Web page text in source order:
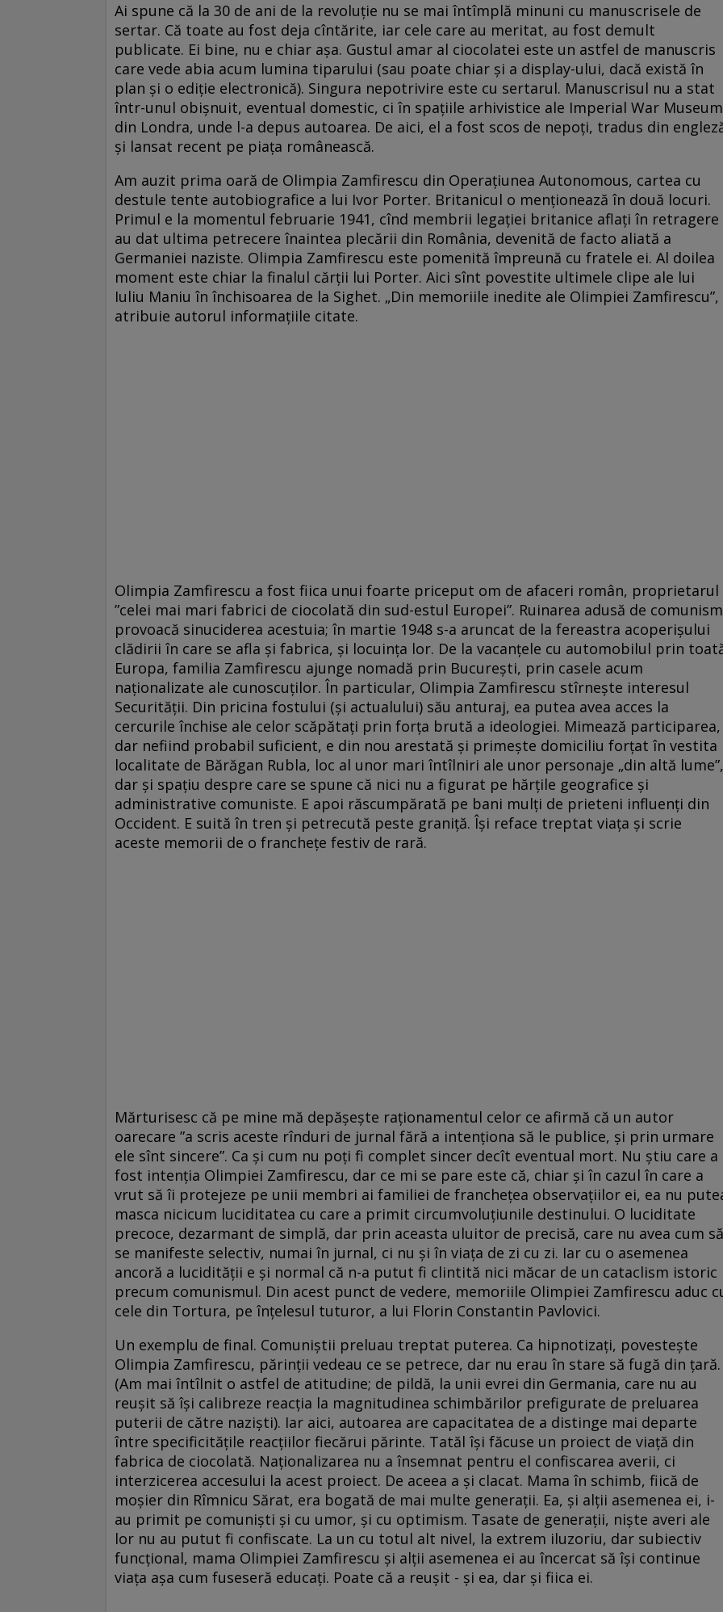
Ai spune că la 30 de ani de la revoluție nu se mai întîmplă minuni cu manuscrisele de
sertar. Că toate au fost deja cîntărite, iar cele care au meritat, au fost demult
publicate. Ei bine, nu e chiar așa. Gustul amar al ciocolatei este un astfel de manuscris
care vede abia acum lumina tiparului (sau poate chiar și a display-ului, dacă există în
plan și o ediție electronică). Singura nepotrivire este cu sertarul. Manuscrisul nu a stat
într-unul obișnuit, eventual domestic, ci în spațiile arhivistice ale Imperial War Museum
din Londra, unde l-a depus autoarea. De aici, el a fost scos de nepoți, tradus din
și lansat recent pe piața românească.
Am auzit prima oară de Olimpia Zamfirescu din Operațiunea Autonomous, cartea cu
destule tente autobiografice a lui Ivor Porter. Britanicul o menționează în două locuri.
Primul e la momentul februarie 1941, cînd membrii legației britanice aflați în retragere
au dat ultima petrecere înaintea plecării din România, devenită de facto aliată a
Germaniei naziste. Olimpia Zamfirescu este pomenită împreună cu fratele ei. Al doilea
moment este chiar la finalul cărții lui Porter. Aici sînt povestite ultimele clipe ale lui
Iuliu Maniu în închisoarea de la Sighet. „Din memoriile inedite ale Olimpiei Zamfirescu”,
atribuie autorul informațiile citate.
Olimpia Zamfirescu a fost fiica unui foarte priceput om de afaceri român, proprietarul
”celei mai mari fabrici de ciocolată din sud-estul Europei”. Ruinarea adusă de comunism
provoacă sinuciderea acestuia; în martie 1948 s-a aruncat de la fereastra acoperișului
clădirii în care se afla și fabrica, și locuința lor. De la vacanțele cu automobilul prin
Europa, familia Zamfirescu ajunge nomadă prin București, prin casele acum
naționalizate ale cunoscuților. În particular, Olimpia Zamfirescu stîrnește interesul
Securității. Din pricina fostului (și actualului) său anturaj, ea putea avea acces la
cercurile închise ale celor scăpătați prin forța brută a ideologiei. Mimează participarea,
dar nefiind probabil suficient, e din nou arestată și primește domiciliu forțat în vestita
localitate de Bărăgan Rubla, loc al unor mari întîlniri ale unor personaje „din altă lume”,
dar și spațiu despre care se spune că nici nu a figurat pe hărțile geografice și
administrative comuniste. E apoi răscumpărată pe bani mulți de prieteni influenți din
Occident. E suită în tren și petrecută peste graniță. Își reface treptat viața și scrie
aceste memorii de o franchețe festiv de rară.
Mărturisesc că pe mine mă depășește raționamentul celor ce afirmă că un autor
oarecare ”a scris aceste rînduri de jurnal fără a intenționa să le publice, și prin urmare
ele sînt sincere”. Ca și cum nu poți fi complet sincer decît eventual mort. Nu știu care a
fost intenția Olimpiei Zamfirescu, dar ce mi se pare este că, chiar și în cazul în care a
vrut să îi protejeze pe unii membri ai familiei de franchețea observațiilor ei, ea nu
masca nicicum luciditatea cu care a primit circumvoluțiunile destinului. O luciditate
precoce, dezarmant de simplă, dar prin aceasta uluitor de precisă, care nu avea cum să
se manifeste selectiv, numai în jurnal, ci nu și în viața de zi cu zi. Iar cu o asemenea
ancoră a lucidității e și normal că n-a putut fi clintită nici măcar de un cataclism istoric
precum comunismul. Din acest punct de vedere, memoriile Olimpiei Zamfirescu aduc
cele din Tortura, pe înțelesul tuturor, a lui Florin Constantin Pavlovici.
Un exemplu de final. Comuniștii preluau treptat puterea. Ca hipnotizați, povestește
Olimpia Zamfirescu, părinții vedeau ce se petrece, dar nu erau în stare să fugă din țară.
(Am mai întîlnit o astfel de atitudine; de pildă, la unii evrei din Germania, care nu au
reușit să își calibreze reacția la magnitudinea schimbărilor prefigurate de preluarea
puterii de către naziști). Iar aici, autoarea are capacitatea de a distinge mai departe
între specificitățile reacțiilor fiecărui părinte. Tatăl își făcuse un proiect de viață din
fabrica de ciocolată. Naționalizarea nu a însemnat pentru el confiscarea averii, ci
interzicerea accesului la acest proiect. De aceea a și clacat. Mama în schimb, fiică de
moșier din Rîmnicu Sărat, era bogată de mai multe generații. Ea, și alții asemenea ei, i-
au primit pe comuniști și cu umor, și cu optimism. Tasate de generații, niște averi ale
lor nu au putut fi confiscate. La un cu totul alt nivel, la extrem iluzoriu, dar subiectiv
funcțional, mama Olimpiei Zamfirescu și alții asemenea ei au încercat să își continue
viața așa cum fuseseră educați. Poate că a reușit - și ea, dar și fiica ei.